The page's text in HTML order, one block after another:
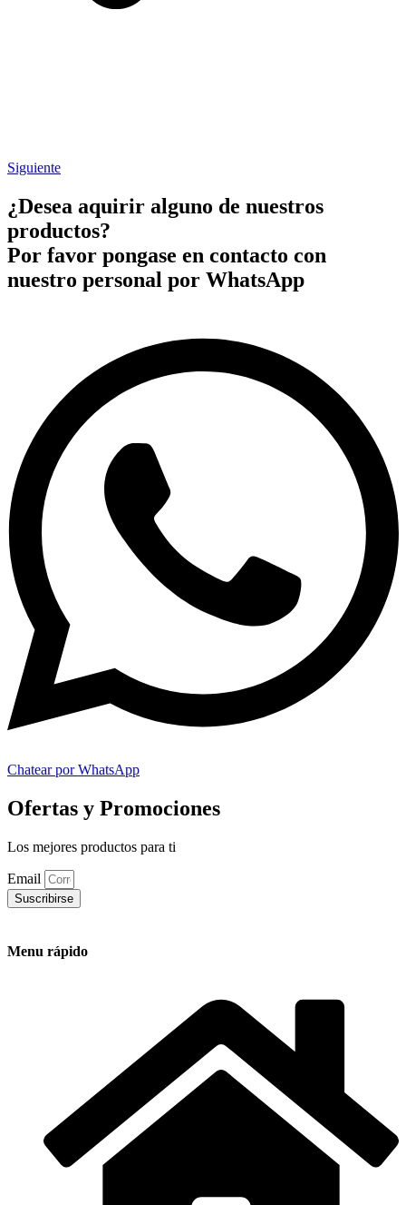
Siguiente
¿Desea aquirir alguno de nuestros
productos?
Por favor pongase en contacto con
nuestro personal por WhatsApp
Chatear por WhatsApp
Ofertas y Promociones
Los mejores productos para ti
Email
Suscribirse
Menu rápido